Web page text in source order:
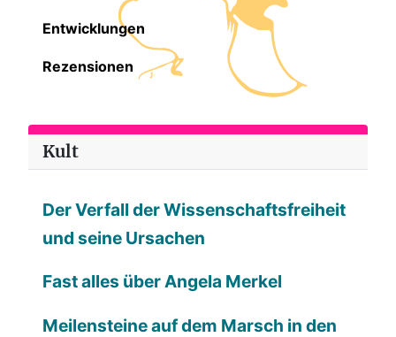
Entwicklungen
Rezensionen
Kult
Der Verfall der Wissenschaftsfreiheit
und seine Ursachen
Fast alles über Angela Merkel
Meilensteine auf dem Marsch in den